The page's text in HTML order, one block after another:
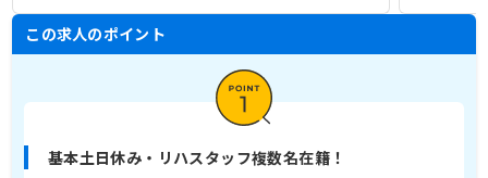
この求人のポイント
基本土日休み・リハスタッフ複数名在籍！